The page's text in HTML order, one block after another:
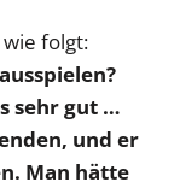
folgt:
sehr gut …
und er
Man hätte